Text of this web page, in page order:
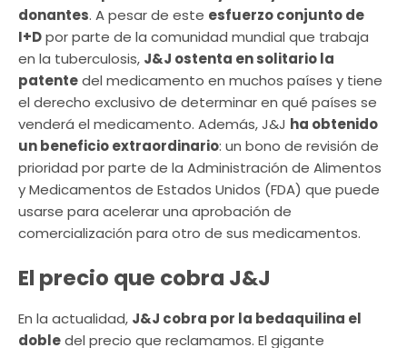
donantes. A pesar de este esfuerzo conjunto de
I+Dpor parte de la comunidad mundial que trabaja
en la tuberculosis, J&J ostenta en solitario la
patentedel medicamento en muchos países y tiene
el derecho exclusivo de determinar en qué países se
venderá el medicamento. Además, J&J ha obtenido
un beneficio extraordinario: un bono de revisión de
prioridad por parte de la Administración de Alimentos
y Medicamentos de Estados Unidos (FDA) que puede
usarse para acelerar una aprobación de
comercialización para otro de sus medicamentos.
El precio que cobra J&J
En la actualidad, J&J cobra por la bedaquilina el
dobledel precio que reclamamos. El gigante